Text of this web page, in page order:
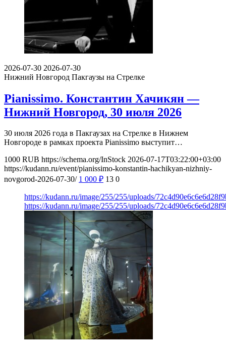
2026-07-30 2026-07-30
Нижний Новгород Пакгаузы на Стрелке
Pianissimo. Константин Хачикян —
Нижний Новгород, 30 июля 2026
30 июля 2026 года в Пакгаузах на Стрелке в Нижнем
Новгороде в рамках проекта Pianissimo выступит…
1000 RUB https://schema.org/InStock 2026-07-17T03:22:00+03:00
https://kudann.ru/event/pianissimo-konstantin-hachikyan-nizhniy-
novgorod-2026-07-30/ 1 000 ₽ 13 0
https://kudann.ru/image/255/255/uploads/
https://kudann.ru/image/255/255/uploads/